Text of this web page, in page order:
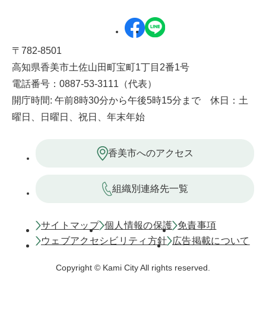
〒782-8501
高知県香美市土佐山田町宝町1丁目2番1号
電話番号：0887-53-3111（代表）
開庁時間: 午前8時30分から午後5時15分まで 休日：土
曜日、日曜日、祝日、年末年始
香美市へのアクセス
組織別連絡先一覧
サイトマップ 個人情報の保護 免責事項
ウェブアクセシビリティ方針
広告掲載について
Copyright © Kami City All rights reserved.